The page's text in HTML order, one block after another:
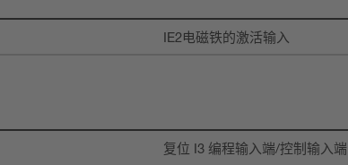
IE2电磁铁的激活输入
复位 I3 编程输入端/控制输入端